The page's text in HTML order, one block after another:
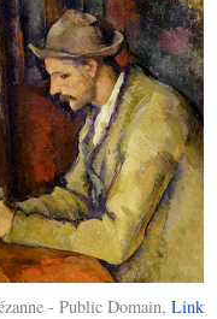
- Public Domain,Link